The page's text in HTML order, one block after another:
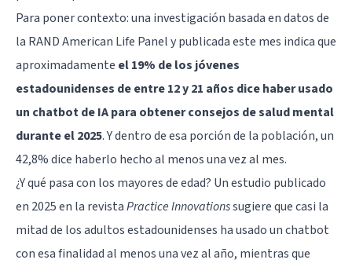
Para poner contexto: una investigación basada en datos de
la RAND American Life Panel y publicada este mes indica que
aproximadamente el 19% de los jóvenes
estadounidenses de entre 12 y 21 años dice haber usado
un chatbot de IA para obtener consejos de salud mental
durante el 2025. Y dentro de esa porción de la población, un
42,8% dice haberlo hecho al menos una vez al mes.
¿Y qué pasa con los mayores de edad? Un estudio publicado
en 2025 en la revistaPractice Innovationssugiere que casi la
mitad de los adultos estadounidenses ha usado un chatbot
con esa finalidad al menos una vez al año, mientras que